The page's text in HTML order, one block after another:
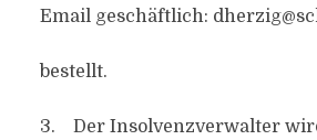
Email geschäftlich:
bestellt.
3. Der Insolvenzverwalter